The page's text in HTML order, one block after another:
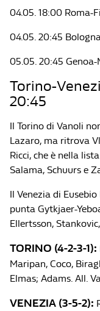
04.05. 18:00 Roma-
04.05. 20:45
05.05. 20:45
Torino-
20:45
Il Torino di Vanoli
Lazaro, ma ritrova
Ricci, che è nella
Salama, Schuurs e
Il Venezia di
punta Gytkjaer-
Ellertsson,
TORINO (4-2-3-1):
Maripan, Coco,
Elmas; Adams. All.
VENEZIA (3-5-2):